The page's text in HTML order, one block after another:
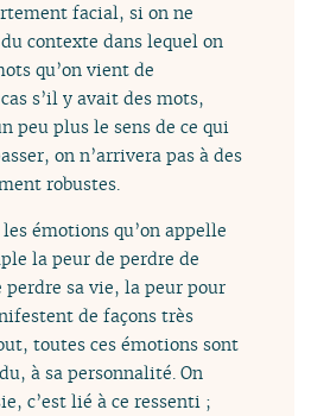
facial, si on ne
contexte dans lequel on
qu’on vient de
s’il y avait des mots,
peu plus le sens de ce qui
on n’arrivera pas à des
robustes.
émotions qu’on appelle
la peur de perdre de
perdre sa vie, la peur pour
de façons très
toutes ces émotions sont
à sa personnalité. On
c’est lié à ce ressenti ;